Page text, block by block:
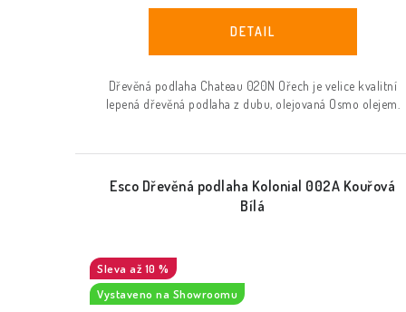
Dřevěná podlaha Chateau 020N Ořech je velice kvalitní
lepená dřevěná podlaha z dubu, olejovaná Osmo olejem.
Esco Dřevěná podlaha Kolonial 002A Kouřová
Bílá
až 10 %
Vystaveno na Showroomu